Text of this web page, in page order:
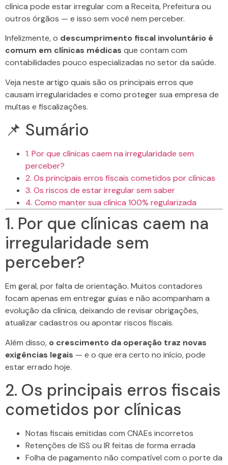
clínica pode estar irregular com a Receita, Prefeitura ou
outros órgãos — e isso sem você nem perceber.
Infelizmente, o descumprimento fiscal involuntário é
comum em clínicas médicas que contam com
contabilidades pouco especializadas no setor da saúde.
Veja neste artigo quais são os principais erros que
causam irregularidades e como proteger sua empresa de
multas e fiscalizações.
📌 Sumário
1. Por que clínicas caem na irregularidade sem
perceber?
2. Os principais erros fiscais cometidos por clínicas
3. Os riscos de estar irregular sem saber
4. Como manter sua clínica 100% regularizada
1. Por que clínicas caem na
irregularidade sem
perceber?
Em geral, por falta de orientação. Muitos contadores
focam apenas em entregar guias e não acompanham a
evolução da clínica, deixando de revisar obrigações,
atualizar cadastros ou apontar riscos fiscais.
Além disso, o crescimento da operação traz novas
exigências legais — e o que era certo no início, pode
estar errado hoje.
2. Os principais erros fiscais
cometidos por clínicas
Notas fiscais emitidas com CNAEs incorretos
Retenções de ISS ou IR feitas de forma errada
Folha de pagamento não compatível com o porte da